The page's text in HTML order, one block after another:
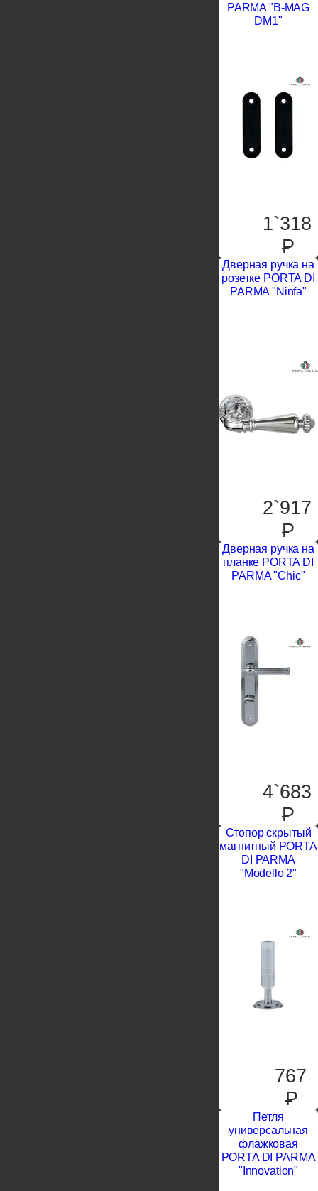
PARMA "B-MAG
DM1"
1`318
P
Дверная ручка на
розетке PORTA DI
PARMA "Ninfa"
2`917
P
Дверная ручка на
планке PORTA DI
PARMA "Chic"
4`683
P
Стопор скрытый
магнитный PORTA
DI PARMA
"Modello 2"
767
P
Петля
универсальная
флажковая
PORTA DI PARMA
"Innovation"